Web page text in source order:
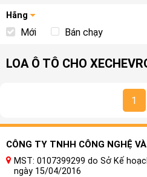
Hãng
Mới Bán chạy
LOA Ô TÔ CHO
1
CÔNG TY TNHH CÔNG NGHỆ
MST: 0107399299 do Sở Kế
ngày 15/04/2016